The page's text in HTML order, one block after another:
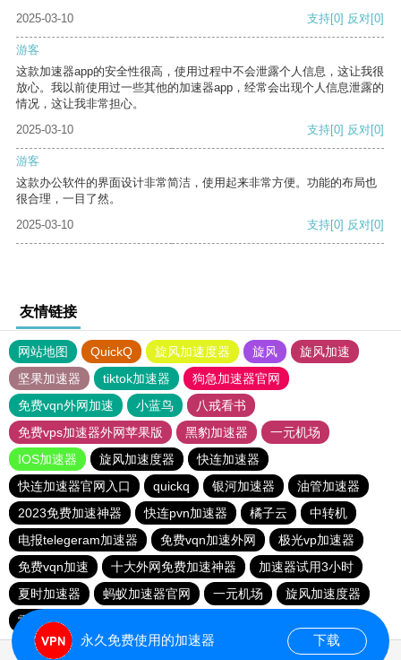
2025-03-10 支持[0] 反对[0]
游客
这款加速器app的安全性很高，使用过程中不会泄露个人信息，这让我很
放心。我以前使用过一些其他的加速器app，经常会出现个人信息泄露的
情况，这让我非常担心。
2025-03-10
支持[0] 反对[0]
游客
这款办公软件的界面设计非常简洁，使用起来非常方便。功能的布局也
很合理，一目了然。
2025-03-10
支持[0] 反对[0]
友情链接
网站地图 QuickQ 旋风加速度器 旋风
旋风加速
坚果加速器
tiktok加速器
狗急加速器官网
免费vqn外网加速
小蓝鸟
八戒看书
免费vps加速器外网苹果版
黑豹加速器
一元机场
IOS加速器
旋风加速度器
快连加速器
快连加速器官网入口
quickq 银河加速器
油管加速器
2023免费加速神器
快连pvn加速器 橘子云
中转机
电报telegeram加速器
免费vqn加速外网
极光vp加速器
免费vqn加速
十大外网免费加速神器
加速器试用3小时
夏时加速器
蚂蚁加速器官网 一元机场
旋风加速度器
雷霆加器速
永久免费使用的加速器 下载